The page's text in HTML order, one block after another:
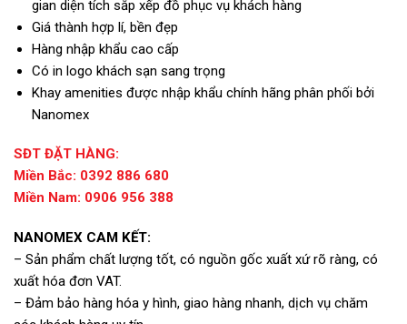
gian diện tích sắp xếp đồ phục vụ khách hàng
Giá thành hợp lí, bền đẹp
Hàng nhập khẩu cao cấp
Có in logo khách sạn sang trọng
Khay amenities được nhập khẩu chính hãng phân phối bởi
Nanomex
SĐT ĐẶT HÀNG:
Miền Bắc: 0392 886 680
Miền Nam: 0906 956 388
NANOMEX CAM KẾT:
– Sản phẩm chất lượng tốt, có nguồn gốc xuất xứ rõ ràng, có
xuất hóa đơn VAT.
– Đảm bảo hàng hóa y hình, giao hàng nhanh, dịch vụ chăm